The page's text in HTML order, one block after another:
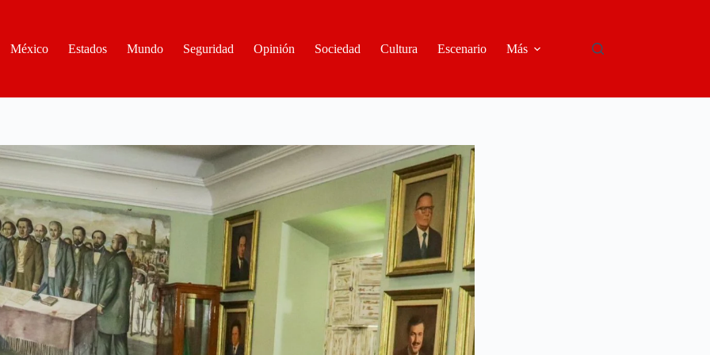
México
Estados Mundo Seguridad Opinión Sociedad Cultura Escenario Más